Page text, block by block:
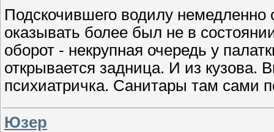
Подскочившего водилу
оказывать более был не в
оборот - некрупная очередь у
открывается задница. И из кузова.
психиатричка. Санитары там сами
Юзер